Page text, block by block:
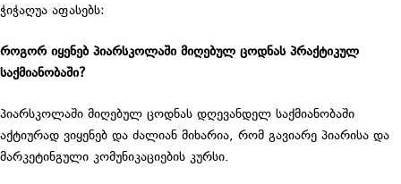
ჭიჭაღუა აფასებს:
როგორ იყენებ პიარსკოლაში მიღებულ ცოდნას პრაქტიკულ
საქმიანობაში?
პიარსკოლაში მიღებულ ცოდნას დღევანდელ საქმიანობაში
აქტიურად ვიყენებ და ძალიან მიხარია, რომ გავიარე პიარისა და
მარკეტინგული კომუნიკაციების კურსი.